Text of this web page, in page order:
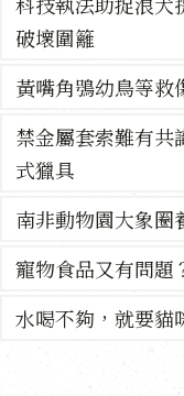
破壞圍籬
黃嘴角鴞幼鳥等救
禁金屬套索難有共
式獵具
南非動物園大象圈
寵物食品又有問題
水喝不夠，就要貓